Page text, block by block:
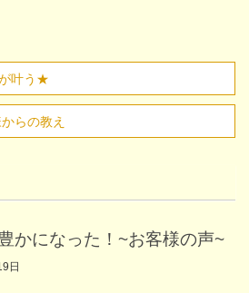
叶う★
らの教え
かになった！~お客様の声~
日